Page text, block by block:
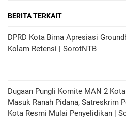
BERITA TERKAIT
DPRD Kota Bima Apresiasi
Kolam Retensi | SorotNTB
Dugaan Pungli Komite MAN 2
Masuk Ranah Pidana, Satreskrim
Kota Resmi Mulai Penyelidikan |